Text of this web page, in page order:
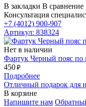
В закладки В сравнение
Консультация
+7 (4012) 900-907
Артикул: 838324
Нет в наличии
Фартук Черный пояс по
450 ₽
Подробнее
Отличный подарок для
В корзине
Напишите нам